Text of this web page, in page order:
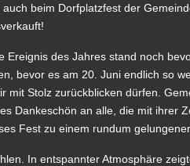
beim Dorfplatzfest der
Ereignis des Jahres stand noch
bevor es am 20. Juni endlich so
Stolz zurückblicken dürfen.
Dankeschön an alle, die mit ihrer
Fest zu einem rundum
In entspannter Atmosphäre